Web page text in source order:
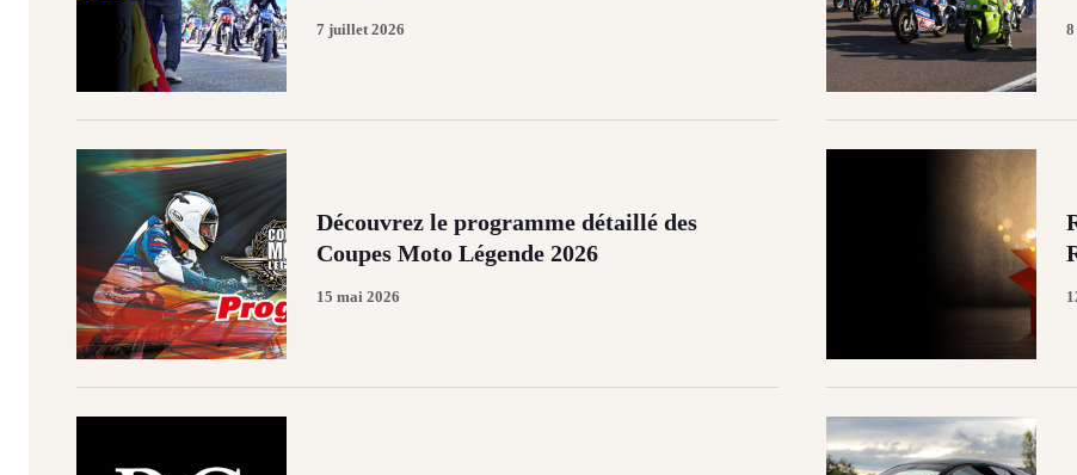
7 juillet 2026
Découvrez le programme détaillé des
Coupes Moto Légende 2026
15 mai 2026